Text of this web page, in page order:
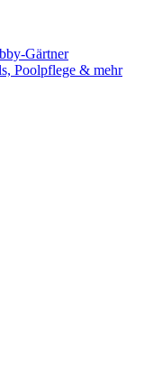
Gärtner
Poolpflege & mehr